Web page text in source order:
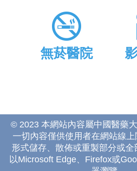
無菸醫院
© 2023 本網站內容屬中國醫藥
一切內容僅供使用者在網站線
形式儲存、散佈或重製部分或
以Microsoft Edge、Firefox或